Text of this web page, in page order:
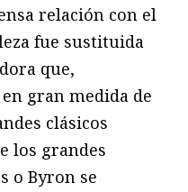
relación con el
fue sustituida
que,
gran medida de
clásicos
los grandes
o Byron se